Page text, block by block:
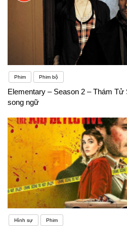
Phim Phim bộ
Elementary – Season 2 – Thám Tử
song ngữ
Hình sự Phim